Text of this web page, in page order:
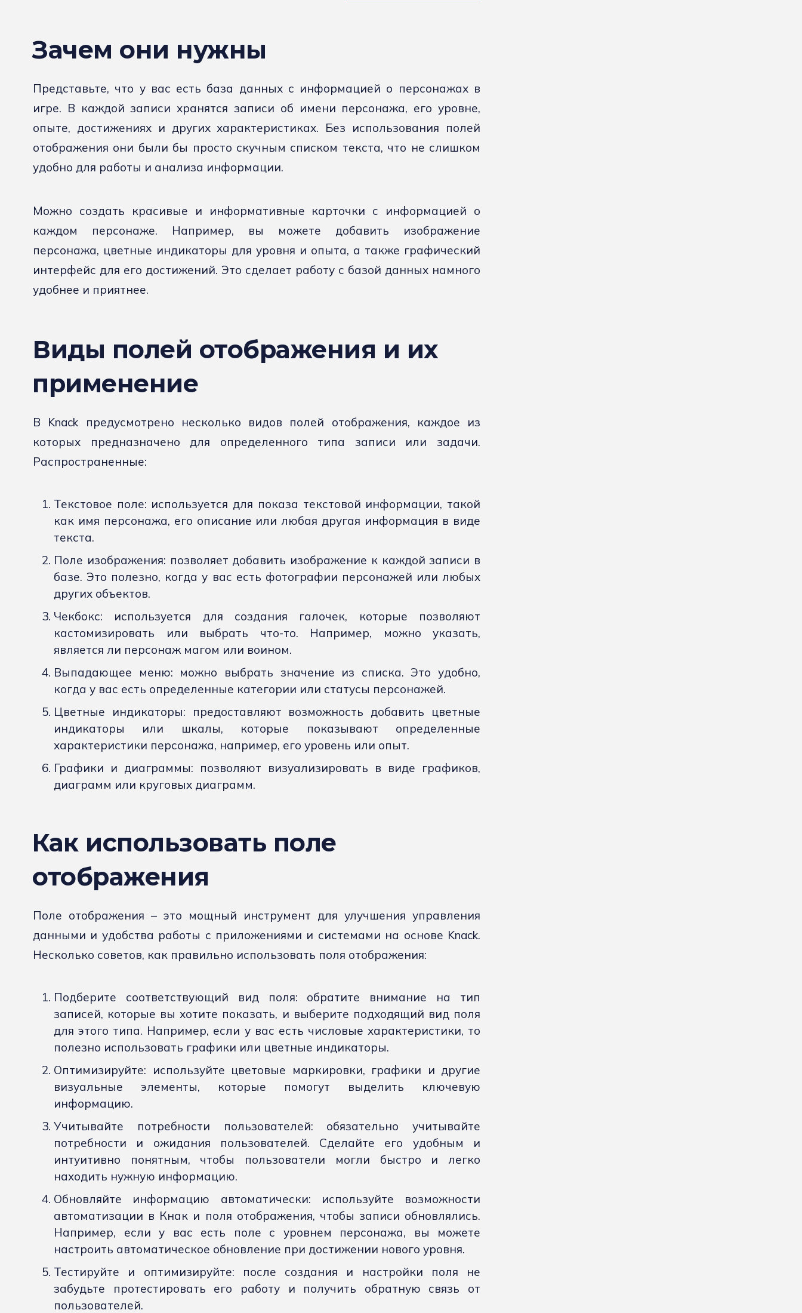
Зачем они нужны
Представьте, что у вас есть база данных с информацией о персонажах в
игре. В каждой записи хранятся записи об имени персонажа, его уровне,
опыте, достижениях и других характеристиках. Без использования полей
отображения они были бы просто скучным списком текста, что не слишком
удобно для работы и анализа информации.
Можно создать красивые и информативные карточки с информацией о
каждом персонаже. Например, вы можете добавить изображение
персонажа, цветные индикаторы для уровня и опыта, а также графический
интерфейс для его достижений. Это сделает работу с базой данных намного
удобнее и приятнее.
Виды полей отображения и их
применение
В Knack предусмотрено несколько видов полей отображения, каждое из
которых предназначено для определенного типа записи или задачи.
Распространенные:
Текстовое поле: используется для показа текстовой информации, такой
как имя персонажа, его описание или любая другая информация в виде
текста.
Поле изображения: позволяет добавить изображение к каждой записи в
базе. Это полезно, когда у вас есть фотографии персонажей или любых
других объектов.
Чекбокс: используется для создания галочек, которые позволяют
кастомизировать или выбрать что-то. Например, можно указать,
является ли персонаж магом или воином.
Выпадающее меню: можно выбрать значение из списка. Это удобно,
когда у вас есть определенные категории или статусы персонажей.
Цветные индикаторы: предоставляют возможность добавить цветные
индикаторы или шкалы, которые показывают определенные
характеристики персонажа, например, его уровень или опыт.
Графики и диаграммы: позволяют визуализировать в виде графиков,
диаграмм или круговых диаграмм.
Как использовать поле
отображения
Поле отображения – это мощный инструмент для улучшения управления
данными и удобства работы с приложениями и системами на основе Knack.
Несколько советов, как правильно использовать поля отображения:
Подберите соответствующий вид поля: обратите внимание на тип
записей, которые вы хотите показать, и выберите подходящий вид поля
для этого типа. Например, если у вас есть числовые характеристики, то
полезно использовать графики или цветные индикаторы.
Оптимизируйте: используйте цветовые маркировки, графики и другие
визуальные элементы, которые помогут выделить ключевую
информацию.
Учитывайте потребности пользователей: обязательно учитывайте
потребности и ожидания пользователей. Сделайте его удобным и
интуитивно понятным, чтобы пользователи могли быстро и легко
находить нужную информацию.
Обновляйте информацию автоматически: используйте возможности
автоматизации в Кнак и поля отображения, чтобы записи обновлялись.
Например, если у вас есть поле с уровнем персонажа, вы можете
настроить автоматическое обновление при достижении нового уровня.
Тестируйте и оптимизируйте: после создания и настройки поля не
забудьте протестировать его работу и получить обратную связь от
пользователей.